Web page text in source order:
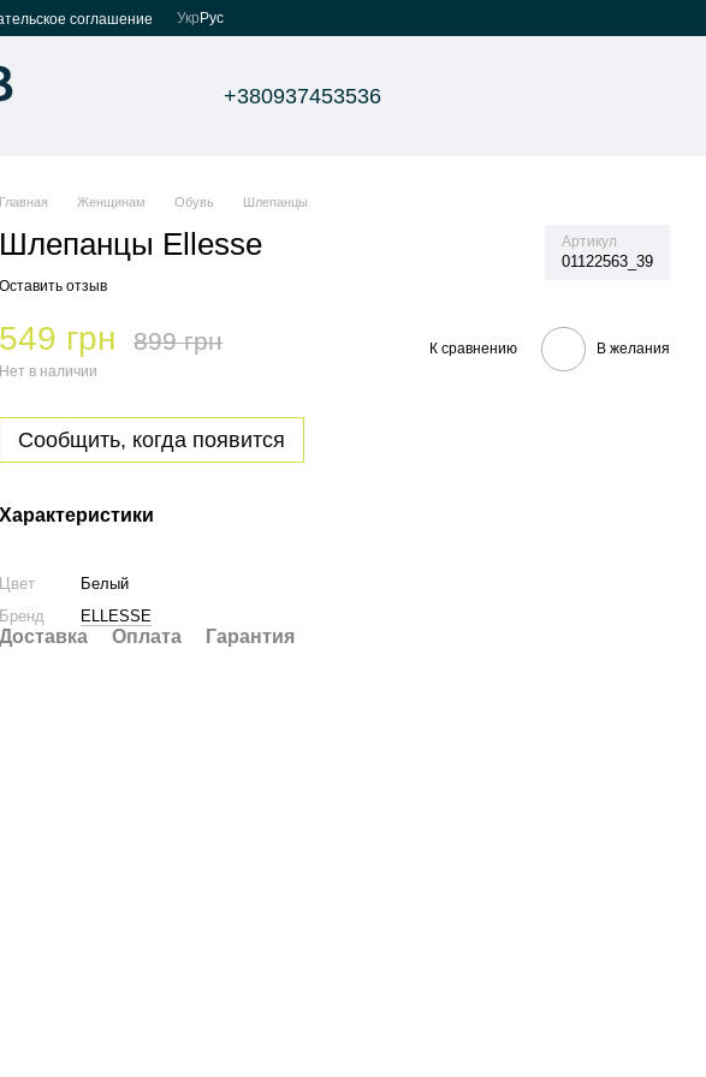
соглашение Укр Рус
+380937453536
Главная Женщинам Обувь Шлепанцы
Шлепанцы Ellesse Артикул
01122563_39
Оставить отзыв
549 грн 899 грн
Нет в наличии
К сравнению В желания
Сообщить, когда появится
Характеристики
Цвет
Белый
Бренд
ELLESSE
Доставка Оплата Гарантия